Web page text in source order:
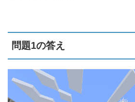
問題1の答え